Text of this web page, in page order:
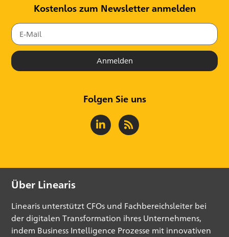
Kostenlos zum Newsletter anmelden
Anmelden
Folgen Sie uns
Über Linearis
Linearis unterstützt CFOs und Fachbereichsleiter bei
der digitalen Transformation ihres Unternehmens,
indem Business Intelligence Prozesse mit innovativen